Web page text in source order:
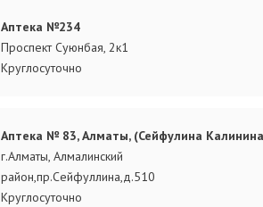
Аптека №234
Проспект Суюнбая, 2к1
Круглосуточно
Аптека № 83, Алматы, (Сейфулина
г.Алматы, Алмалинский
район,пр.Сейфуллина,д.510
Круглосуточно